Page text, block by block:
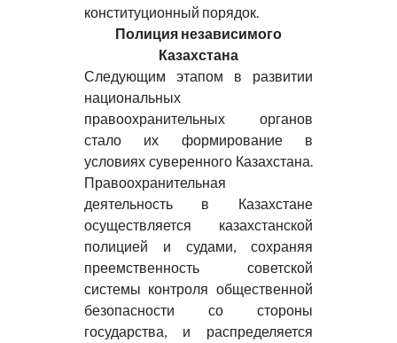
конституционный порядок.
Полиция независимого
Казахстана
Следующим этапом в развитии
национальных
правоохранительных органов
стало их формирование в
условиях суверенного Казахстана.
Правоохранительная
деятельность в Казахстане
осуществляется казахстанской
полицией и судами, сохраняя
преемственность советской
системы контроля общественной
безопасности со стороны
государства, и распределяется